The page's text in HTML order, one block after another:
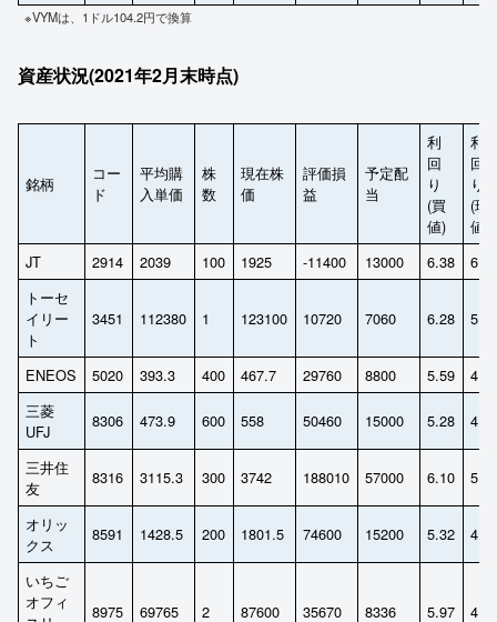
※VYMは、1ドル104.2円で換算
資産状況(2021年2月末時点)
銘柄
コー
ド
平均購
入単価
株
数
現在株
価
評価損
益
予定配
当
利
回
り
(買
値)
利
回
り
(現
値)
JT
2914 2039 100 1925 -11400 13000 6.38
トーセ
イリー
ト
3451 112380 1 123100 10720 7060 6.28
ENEOS 5020 393.3 400 467.7 29760 8800 5.59
三菱
UFJ
8306 473.9 600 558 50460 15000 5.28
三井住
友
8316 3115.3 300 3742 188010 57000 6.10
オリッ
クス
8591 1428.5 200 1801.5 74600 15200 5.32
いちご
オフィ
8975 69765 2 87600 35670 8336 5.97